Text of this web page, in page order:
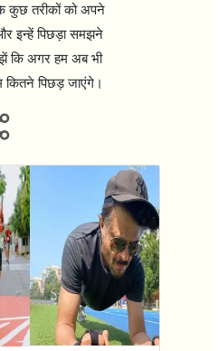
कुछ तरीकों को अपने
इन्हें पिछड़ा समझने
कि अगर हम अब भी
कितने पिछड़ जाएंगे।